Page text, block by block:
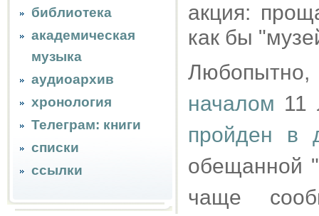
библиотека
академическая
музыка
аудиоархив
хронология
Телеграм: книги
списки
ссылки
акция:
как бы
Любопытно,
началом 11
пройден в
обещанной
чаще